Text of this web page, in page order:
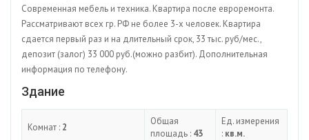
Современная мебель и техника. Квартира после евроремонта.
Рассматривают всех гр. РФ не более 3-х человек. Квартира
сдается первый раз и на длительный срок, 33 тыс. руб/мес.,
депозит (залог) 33 000 руб.(можно разбит). Дополнительная
информация по телефону.
Здание
Комнат : 2
Общая
площадь : 43
Ед. измерения
: кв.м.